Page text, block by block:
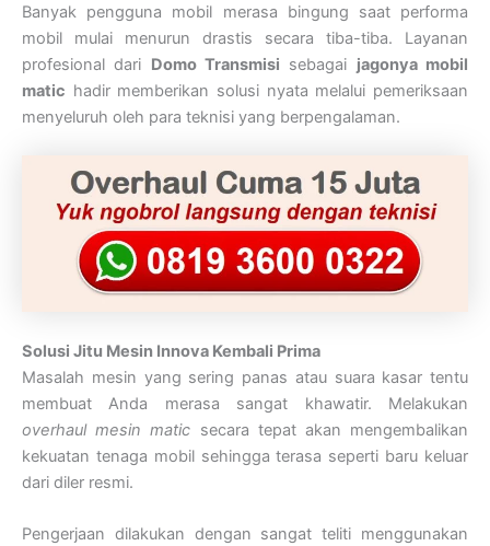
Banyak pengguna mobil merasa bingung saat performa
mobil mulai menurun drastis secara tiba-tiba. Layanan
profesional dari Domo Transmisi sebagai jagonya mobil
matic hadir memberikan solusi nyata melalui pemeriksaan
menyeluruh oleh para teknisi yang berpengalaman.
Solusi Jitu Mesin Innova Kembali Prima
Masalah mesin yang sering panas atau suara kasar tentu
membuat Anda merasa sangat khawatir. Melakukan
overhaul mesin matic secara tepat akan mengembalikan
kekuatan tenaga mobil sehingga terasa seperti baru keluar
dari diler resmi.
Pengerjaan dilakukan dengan sangat teliti menggunakan